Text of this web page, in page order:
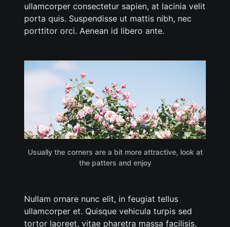
ullamcorper consectetur sapien, at lacinia velit
porta quis. Suspendisse ut mattis nibh, nec
porttitor orci. Aenean id libero ante.
Usually the corners are a bit more attractive, look at
the patters and enjoy
Nullam ornare nunc elit, in feugiat tellus
ullamcorper et. Quisque vehicula turpis sed
tortor laoreet, vitae pharetra massa facilisis.